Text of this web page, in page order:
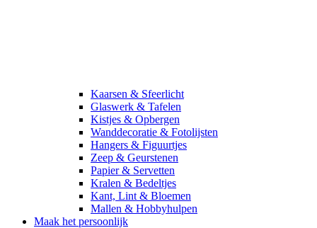
Kaarsen & Sfeerlicht
Glaswerk & Tafelen
Kistjes & Opbergen
Wanddecoratie & Fotolijsten
Hangers & Figuurtjes
Zeep & Geurstenen
Papier & Servetten
Kralen & Bedeltjes
Kant, Lint & Bloemen
Mallen & Hobbyhulpen
Maak het persoonlijk